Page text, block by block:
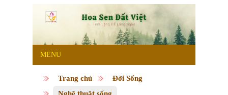
MENU
Trang chủ
Đời Sống